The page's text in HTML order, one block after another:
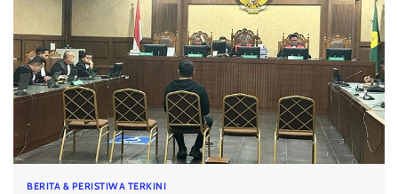
BERITA & PERISTIWA TERKINI